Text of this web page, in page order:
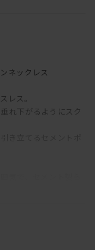
ネックレス
レス。
れ下がるようにスク
気で、セメント製ら